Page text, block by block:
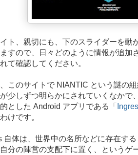
ト、親切にも、下のスライダーを動
すので、日々どのように情報が追加
て確認してください。
このサイトで NIANTIC という謎の
少しずつ明らかにされていくなかで
とした Android アプリである「
けです。
自体は、世界中の名所などに存在す
分の陣営の支配下に置く、というゲ